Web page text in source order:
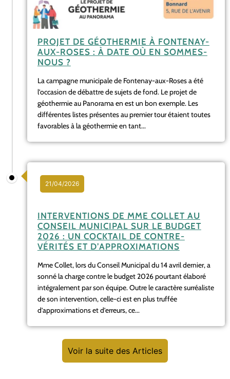
PROJET DE GÉOTHERMIE À FONTENAY-
AUX-ROSES : À DATE OÙ EN SOMMES-
NOUS ?
La campagne municipale de Fontenay-aux-Roses a été
l’occasion de débattre de sujets de fond. Le projet de
géothermie au Panorama en est un bon exemple. Les
différentes listes présentes au premier tour étaient toutes
favorables à la géothermie en tant...
21/04/2026
INTERVENTIONS DE MME COLLET AU
CONSEIL MUNICIPAL SUR LE BUDGET
2026 : UN COCKTAIL DE CONTRE-
VÉRITÉS ET D’APPROXIMATIONS
Mme Collet, lors du Conseil Municipal du 14 avril dernier, a
sonné la charge contre le budget 2026 pourtant élaboré
intégralement par son équipe. Outre le caractère surréaliste
de son intervention, celle-ci est en plus truffée
d’approximations et d’erreurs, ce...
Voir la suite des Articles